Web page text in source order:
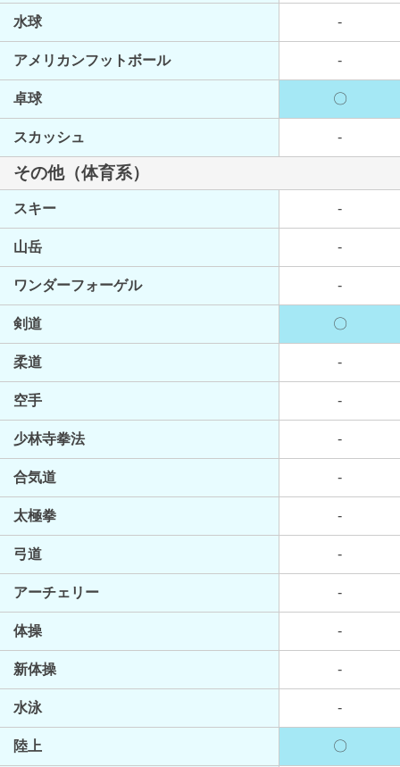
水球 -
アメリカンフットボール -
卓球 〇
スカッシュ -
その他（体育系）
スキー -
山岳 -
ワンダーフォーゲル -
剣道 〇
柔道 -
空手 -
少林寺拳法 -
合気道 -
太極拳 -
弓道 -
アーチェリー -
体操 -
新体操 -
水泳 -
陸上 〇